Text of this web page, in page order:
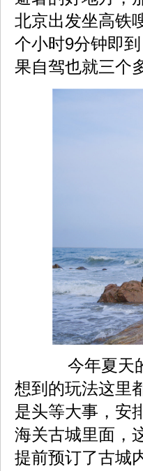
北京出发坐高铁
个小时9分钟即
果自驾也就三个
今年夏天的
想到的玩法这里
是头等大事，安
海关古城里面，
提前预订了古城